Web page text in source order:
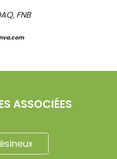
FNB
ASSOCIÉES